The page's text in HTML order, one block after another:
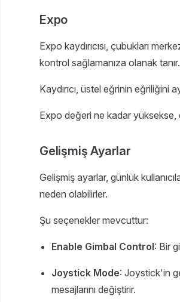
Expo
Expo kaydırıcısı, çubukları
kontrol sağlamanıza olanak tanır.
Kaydırıcı, üstel eğrinin eğriliğini
Expo değeri ne kadar
Gelişmiş Ayarlar
Gelişmiş ayarlar, günlük
neden olabilirler.
Şu seçenekler mevcuttur:
Enable Gimbal Control: Bir
Joystick Mode: Joystick'in
mesajlarını değiştirir.